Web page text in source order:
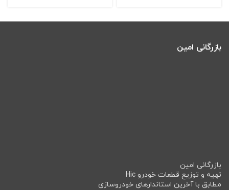
بازرگانی امین
بازرگانی امین
تهیه و توزیع قطعات خودرو Hic
مطابق با آخرین استاندارهای خودروسازی